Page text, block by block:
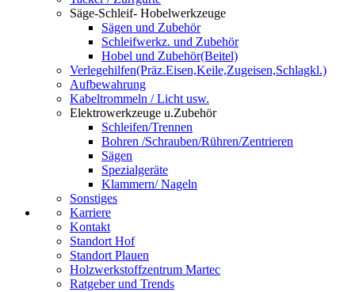
Säge-Schleif- Hobelwerkzeuge
Sägen und Zubehör
Schleifwerkz. und Zubehör
Hobel und Zubehör(Beitel)
Verlegehilfen(Präz.Eisen,Keile,Zugeisen,Schlagkl.)
Aufbewahrung
Kabeltrommeln / Licht usw.
Elektrowerkzeuge u.Zubehör
Schleifen/Trennen
Bohren /Schrauben/Rühren/Zentrieren
Sägen
Spezialgeräte
Klammern/ Nageln
Sonstiges
Karriere
Kontakt
Standort Hof
Standort Plauen
Holzwerkstoffzentrum Martec
Ratgeber und Trends